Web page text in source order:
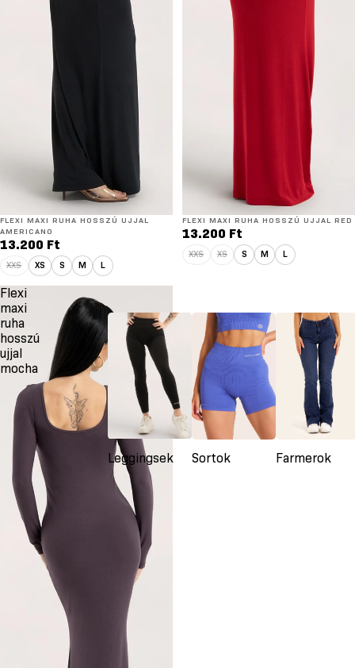
Leggingsek Sortok Farmerok
FLEXI MAXI RUHA HOSSZÚ UJJAL
AMERICANO
13.200 Ft
XXS XS S M L
FLEXI MAXI RUHA HOSSZÚ UJJAL RED
13.200 Ft
XXS XS S M L
Flexi
maxi
ruha
hosszú
ujjal
mocha